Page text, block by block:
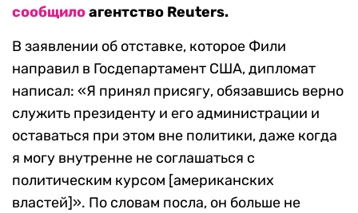
сообщилоагентство Reuters.
В заявлении об отставке, которое Фили
направил в Госдепартамент США, дипломат
написал: «Я принял присягу, обязавшись верно
служить президенту и его администрации и
оставаться при этом вне политики, даже когда
я могу внутренне не соглашаться с
политическим курсом [американских
властей]». По словам посла, он больше не